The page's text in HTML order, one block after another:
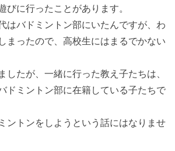
びに行ったことがあります。
はバドミントン部にいたんですが、わ
まったので、高校生にはまるでかない
したが、一緒に行った教え子たちは、
ドミントン部に在籍している子たちで
ントンをしようという話にはなりませ